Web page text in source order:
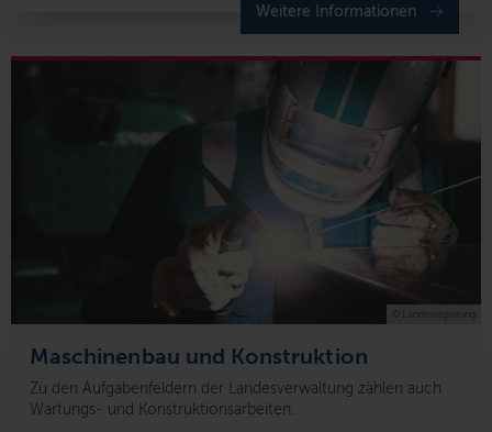
Weitere Informationen
Maschinenbau und Konstruktion
Zu den Aufgabenfeldern der Landesverwaltung zählen auch
Wartungs- und Konstruktionsarbeiten.
© Landesregierung